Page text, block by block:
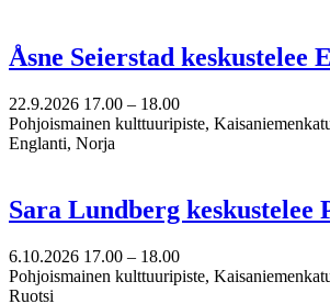
Åsne Seierstad keskustelee
22.9.2026 17.00 – 18.00
Pohjoismainen kulttuuripiste,
Englanti, Norja
Sara Lundberg keskustelee
6.10.2026 17.00 – 18.00
Pohjoismainen kulttuuripiste,
Ruotsi